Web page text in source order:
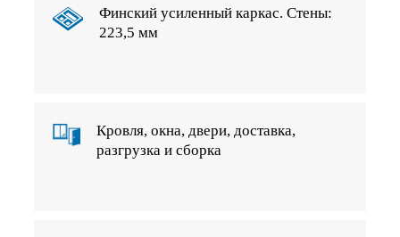
Финский усиленный каркас. Стены:
223,5 мм
Кровля, окна, двери, доставка,
разгрузка и сборка